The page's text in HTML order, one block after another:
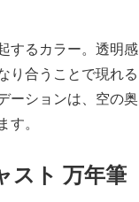
するカラー。透明感
り合うことで現れる
ーションは、空の奥
す。
スト 万年筆